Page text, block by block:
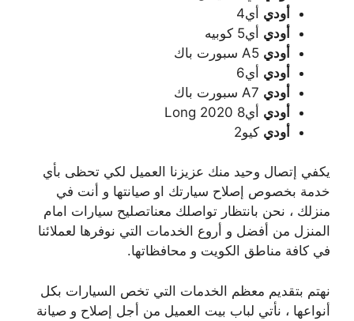
أودي أي4
أودي أي5 كوبيه
أودي
أودي أي6
أودي
أودي أي8 Long 2020
أودي كيو2
يكفي إتصال وحيد منك عزيزنا العميل لكي تحظى بأي
خدمة بخصوص إصلاح سيارتك او صيانتها و أنت في
منزلك ، نحن بانتظار تواصلك معناتصليح سيارات امام
المنزل من أفضل و أروع الخدمات التي نوفرها لعملائنا
في كافة مناطق الكويت و محافظاتها.
نهتم بتقديم معظم الخدمات التي تخص السيارات بكل
أنواعها ، نأتي لباب بيت العميل من أجل إصلاح و صيانة